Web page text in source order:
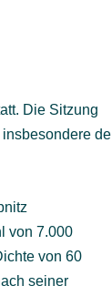
Die Sitzung
von 7.000
von 60
seiner